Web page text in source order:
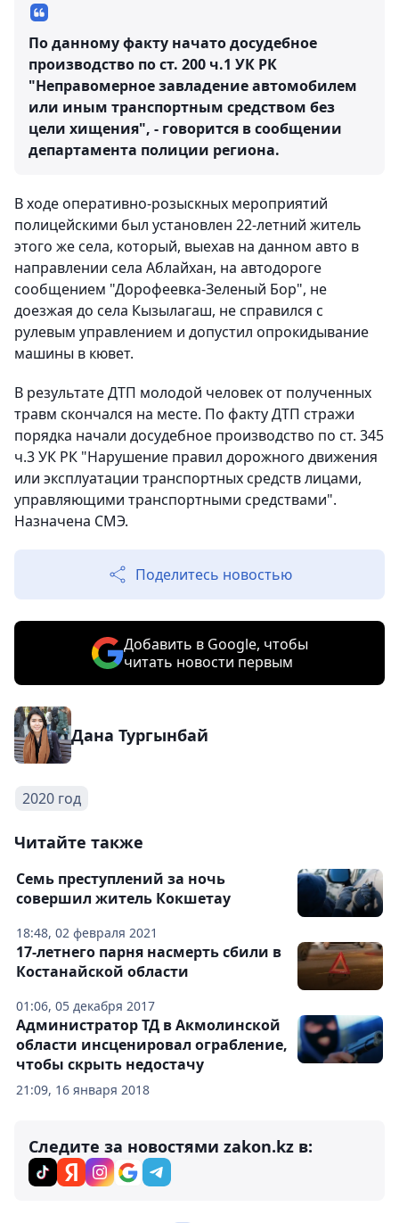
По данному факту начато досудебное
производство по ст. 200 ч.1 УК РК
"Неправомерное завладение автомобилем
или иным транспортным средством без
цели хищения", - говорится в сообщении
департамента полиции региона.
В ходе оперативно-розыскных мероприятий
полицейскими был установлен 22-летний житель
этого же села, который, выехав на данном авто в
направлении села Аблайхан, на автодороге
сообщением "Дорофеевка-Зеленый Бор", не
доезжая до села Кызылагаш, не справился с
рулевым управлением и допустил опрокидывание
машины в кювет.
В результате ДТП молодой человек от полученных
травм скончался на месте. По факту ДТП стражи
порядка начали досудебное производство по ст. 345
ч.3 УК РК "Нарушение правил дорожного движения
или эксплуатации транспортных средств лицами,
управляющими транспортными средствами".
Назначена СМЭ.
Поделитесь новостью
Добавить в Google, чтобы
читать новости первым
Дана Тургынбай
2020 год
Читайте также
18:48, 02 февраля 2021
Семь преступлений за ночь
совершил житель Кокшетау
01:06, 05 декабря 2017
17-летнего парня насмерть сбили в
Костанайской области
21:09, 16 января 2018
Администратор ТД в Акмолинской
области инсценировал ограбление,
чтобы скрыть недостачу
Следите за новостями zakon.kz в: